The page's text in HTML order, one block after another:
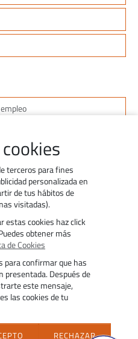
terceros para fines
personalizada en
de tus hábitos de
visitadas).
estas cookies haz click
obtener más
de Cookies
para confirmar que has
presentada. Después de
este mensaje,
las cookies de tu
RECHAZAR
Treballa amb nosaltres
Transparència
Avís legal
Trámites
¿Necesitas ayuda? Haz click